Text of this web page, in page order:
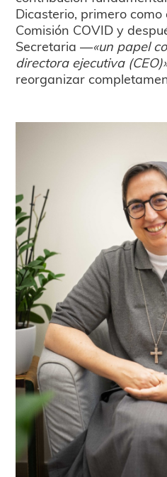
Dicasterio, primero
Comisión COVID y
Secretaria —«un papel
directora ejecutiva
reorganizar